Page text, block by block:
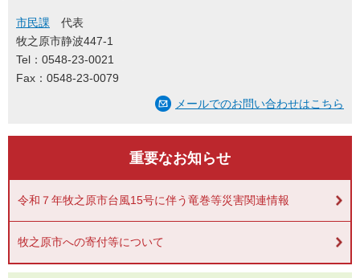
市民課
代表
牧之原市静波447-1
Tel：0548-23-0021
Fax：0548-23-0079
メールでのお問い合わせはこちら
重要なお知らせ
令和７年牧之原市台風15号に伴う竜巻等災害関連情報
牧之原市への寄付等について